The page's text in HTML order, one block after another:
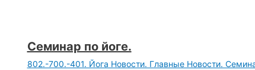
Семинар по йоге.
802.-700.-401. Йога Новости. Главные Новости.